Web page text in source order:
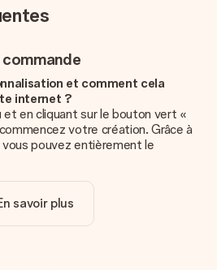
et comment cela
internet ?
et en cliquant sur le bouton vert «
votre création. Grâce à
pouvez entièrement le
finale à votre cadeau.
comprise dans le prix ?
savoir plus